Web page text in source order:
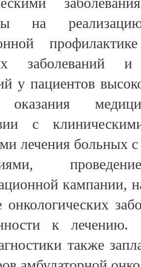
на
заболеваний и
у пациентов
оказания
с
лечения больных
кампании,
онкологических
к
также